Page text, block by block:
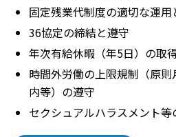
固定残業代制度の適切な運
36協定の締結と遵守
年次有給休暇（年5日）の取
時間外労働の上限規制（原
内等）の遵守
セクシュアルハラスメント